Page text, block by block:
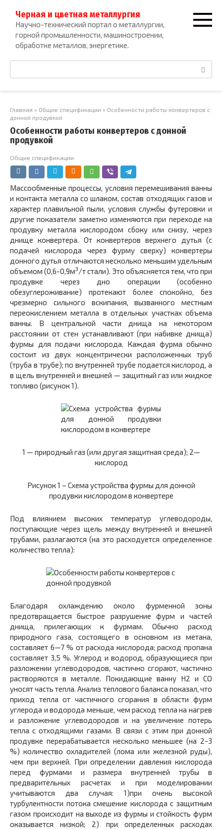
контенту
Черная и цветная металлургия
Научно-технический портал о металлургии,
горной промышленности, машиностроении,
обработке металлов, энергетике.
Поиск:
Главная » Общие спецификации » Особенности работы конвертеров с
донной продувкой
Особенности работы конвертеров с донной
продувкой
Общие спецификации
Массообменные процессы, условия перемешивания ванны
и контакта металла со шлаком, состав отходящих газов и
характер плавильной пыли, условия службы футеровки и
другие показатели заметно изменяются при переходе на
продувку металла кислородом сбоку или снизу, через
днище конвертера. От конвертеров верхнего дутья (с
подачей кислорода через фурму сверху) конвертеры
донного дутья отличаются несколько меньшим удельным
объемом (0,6-0,9м3/т стали). Это объясняется тем, что при
продувке через дно операции (особенно
обезуглероживание) протекают более спокойно, без
чрезмерно сильного вскипания, вызванного местным
переокислением металла в отдельных участках объема
ванны. В центральной части днища на некотором
расстоянии от стен устанавливают (при набивке днища)
фурмы для подачи кислорода. Каждая фурма обычно
состоит из двух концентрически расположенных труб
(труба в трубе); по внутренней трубе подается кислород, а
в щель внутренней и внешней — защитный газ или жидкое
топливо (рисунок 1).
1 — природный газ (или другая защитная среда); 2—
кислород
Рисунок 1 – Схема устройства фурмы для донной
продувки кислородом в конвертере
Под влиянием высоких температур углеводороды,
поступающие через щель между внутренней и внешней
трубами, разлагаются (на это расходуется определенное
количество тепла):
Благодаря охлаждению около фурменной зоны
предотвращается быстрое разрушение фурм и частей
днища, прилегающих к фурмам. Обычно расход
природного газа, состоящего в основном из метана,
составляет 6—7 % от расхода кислорода; расход пропана
составляет 3,5 %. Углерод и водород, образующиеся при
разложении углеводородов, частично сгорают, частично
растворяются в металле. Покидающие ванну Н2 и СО
уносят часть тепла. Анализ теплового баланса показал, что
приход тепла от частичного сгорания в области фурм
углерода и водорода меньше, чем расход тепла на нагрев
и разложение углеводородов и на увеличение потерь
тепла с отходящими газами. В связи с этим при донной
продувке перерабатывается несколько меньшее (на 2-3
%) количество охладителей (лома или железной руды),
чем при верхней. При определении давления кислорода
перед фурмами и размера внутренней трубы в
предварительных расчетах и при моделировании
учитываются два случая: 1)при очень высокой
турбулентности потока смешение кислорода с защитным
газом происходит на выходе из фурмы и стойкость фурм
оказывается низкой; 2) при определенных расходах